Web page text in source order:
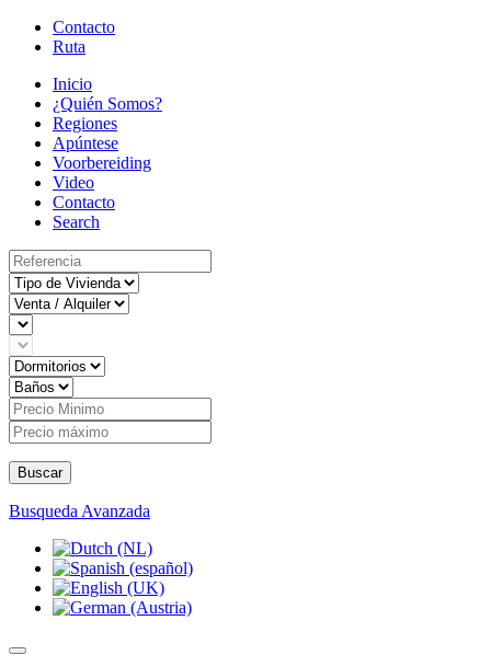
Contacto
Ruta
Inicio
¿Quién Somos?
Regiones
Apúntese
Voorbereiding
Video
Contacto
Search
Buscar
Busqueda Avanzada